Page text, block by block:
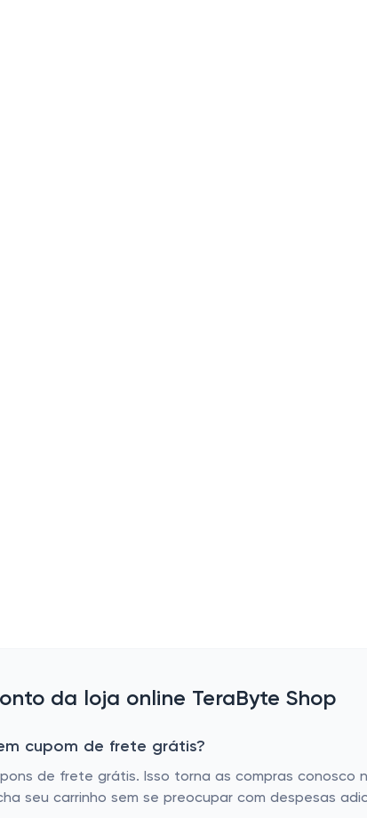
da loja online TeraByte Shop
cupom de frete grátis?
de frete grátis. Isso torna as compras
seu carrinho sem se preocupar com despesas